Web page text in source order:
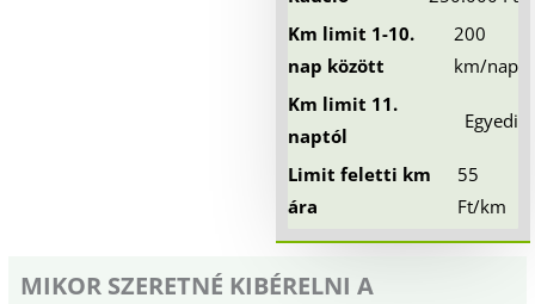
Km limit 1-10.
nap között
200
km/nap
Km limit 11.
naptól
Egyedi
Limit feletti km
ára
55
Ft/km
MIKOR SZERETNÉ KIBÉRELNI A